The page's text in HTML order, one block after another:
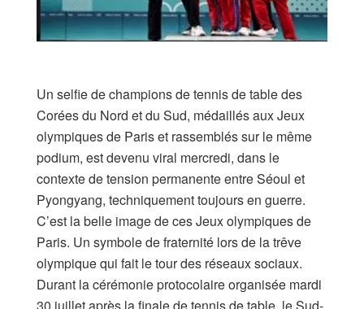
Un selfie de champions de tennis de table des
Corées du Nord et du Sud, médaillés aux Jeux
olympiques de Paris et rassemblés sur le même
podium, est devenu viral mercredi, dans le
contexte de tension permanente entre Séoul et
Pyongyang, techniquement toujours en guerre.
C’est la belle image de ces Jeux olympiques de
Paris. Un symbole de fraternité lors de la trêve
olympique qui fait le tour des réseaux sociaux.
Durant la cérémonie protocolaire organisée mardi
30 juillet après la finale de tennis de table, le Sud-